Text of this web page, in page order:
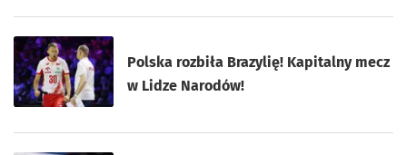
Polska rozbiła Brazylię! Kapitalny mecz
w Lidze Narodów!